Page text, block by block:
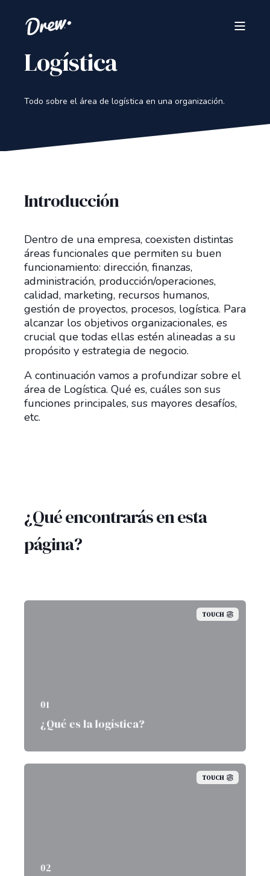
Logística
Todo sobre el área de logística en una organización.
Introducción
Dentro de una empresa, coexisten distintas
áreas funcionales que permiten su buen
funcionamiento: dirección, finanzas,
administración, producción/operaciones,
calidad, marketing, recursos humanos,
gestión de proyectos, procesos, logística. Para
alcanzar los objetivos organizacionales, es
crucial que todas ellas estén alineadas a su
propósito y estrategia de negocio.
A continuación vamos a profundizar sobre el
área de Logística. Qué es, cuáles son sus
funciones principales, sus mayores desafíos,
etc.
¿Qué encontrarás en esta
página?
TOUCH
01
¿Qué es la logística?
TOUCH
02